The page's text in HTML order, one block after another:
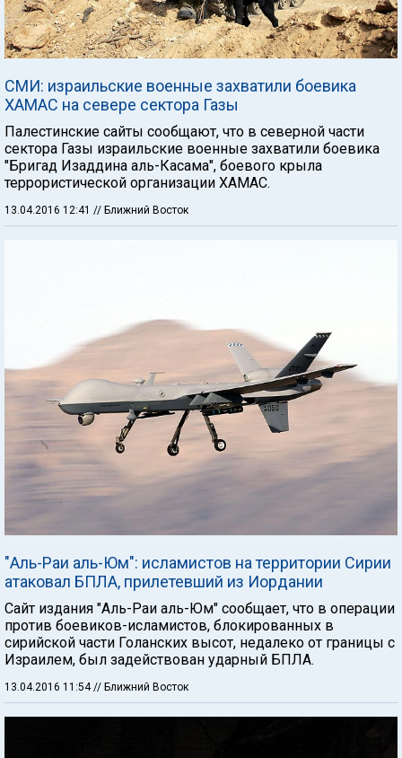
СМИ: израильские военные захватили боевика
ХАМАС на севере сектора Газы
Палестинские сайты сообщают, что в северной части
сектора Газы израильские военные захватили боевика
"Бригад Изаддина аль-Касама", боевого крыла
террористической организации ХАМАС.
13.04.2016 12:41 // Ближний Восток
"Аль-Раи аль-Юм": исламистов на территории Сирии
атаковал БПЛА, прилетевший из Иордании
Сайт издания "Аль-Раи аль-Юм" сообщает, что в операции
против боевиков-исламистов, блокированных в
сирийской части Голанских высот, недалеко от границы с
Израилем, был задействован ударный БПЛА.
13.04.2016 11:54 // Ближний Восток